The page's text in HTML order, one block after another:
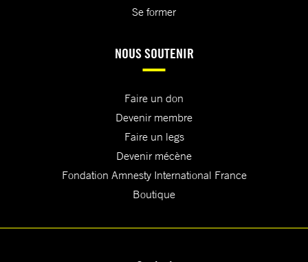
Se former
NOUS SOUTENIR
Faire un don
Devenir membre
Faire un legs
Devenir mécène
Fondation Amnesty International France
Boutique